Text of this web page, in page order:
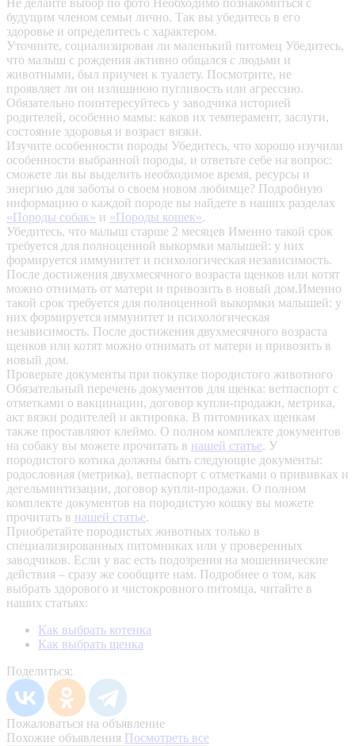
Не делайте выбор по фото Необходимо познакомиться с
будущим членом семьи лично. Так вы убедитесь в его
здоровье и определитесь с характером.
Уточните, социализирован ли маленький питомец Убедитесь,
что малыш с рождения активно общался с людьми и
животными, был приучен к туалету. Посмотрите, не
проявляет ли он излишнюю пугливость или агрессию.
Обязательно поинтересуйтесь у заводчика историей
родителей, особенно мамы: каков их темперамент, заслуги,
состояние здоровья и возраст вязки.
Изучите особенности породы Убедитесь, что хорошо изучили
особенности выбранной породы, и ответьте себе на вопрос:
сможете ли вы выделить необходимое время, ресурсы и
энергию для заботы о своем новом любимце? Подробную
информацию о каждой породе вы найдете в наших разделах
«Породы собак» и «Породы кошек».
Убедитесь, что малыш старше 2 месяцев Именно такой срок
требуется для полноценной выкормки малышей: у них
формируется иммунитет и психологическая независимость.
После достижения двухмесячного возраста щенков или котят
можно отнимать от матери и привозить в новый дом.Именно
такой срок требуется для полноценной выкормки малышей: у
них формируется иммунитет и психологическая
независимость. После достижения двухмесячного возраста
щенков или котят можно отнимать от матери и привозить в
новый дом.
Проверьте документы при покупке породистого животного
Обязательный перечень документов для щенка: ветпаспорт с
отметками о вакцинации, договор купли-продажи, метрика,
акт вязки родителей и актировка. В питомниках щенкам
также проставляют клеймо. О полном комплекте документов
на собаку вы можете прочитать в нашей статье. У
породистого котика должны быть следующие документы:
родословная (метрика), ветпаспорт с отметками о прививках и
дегельминтизации, договор купли-продажи. О полном
комплекте документов на породистую кошку вы можете
прочитать в нашей статье.
Приобретайте породистых животных только в
специализированных питомниках или у проверенных
заводчиков. Если у вас есть подозрения на мошеннические
действия – сразу же сообщите нам. Подробнее о том, как
выбрать здорового и чистокровного питомца, читайте в
наших статьях:
Как выбрать котенка
Как выбрать щенка
Поделиться:
Пожаловаться на объявление
Похожие объявления Посмотреть все